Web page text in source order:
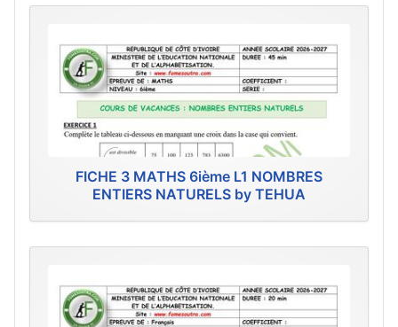
FICHE 3 MATHS 6ième L1 NOMBRES
ENTIERS NATURELS by TEHUA